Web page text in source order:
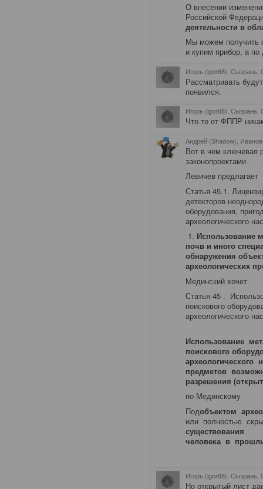
О внесении
Российской
деятельности в
Мы можем получить
и купим прибор, а по
Игорь (igor68), Сызрань
Рассматривать
появился.
Игорь (igor68), Сызрань,
Что то от ФППР
Андрей (Shadow),
Вот в чем ключевая
законопроектами
Левичев предлагает
Статья 45.1.
детекторов
оборудования,
археологического
1. Использование
почв и иного
обнаружения
археологических
Мединский хочет
Статья 45 .
поискового
археологического
Использование
поискового
археологического
предметов
разрешения
по Мединскому
Подобъектом
или полностью
существования
человека в
Игорь (igor68), Сызрань
Но открытый лист